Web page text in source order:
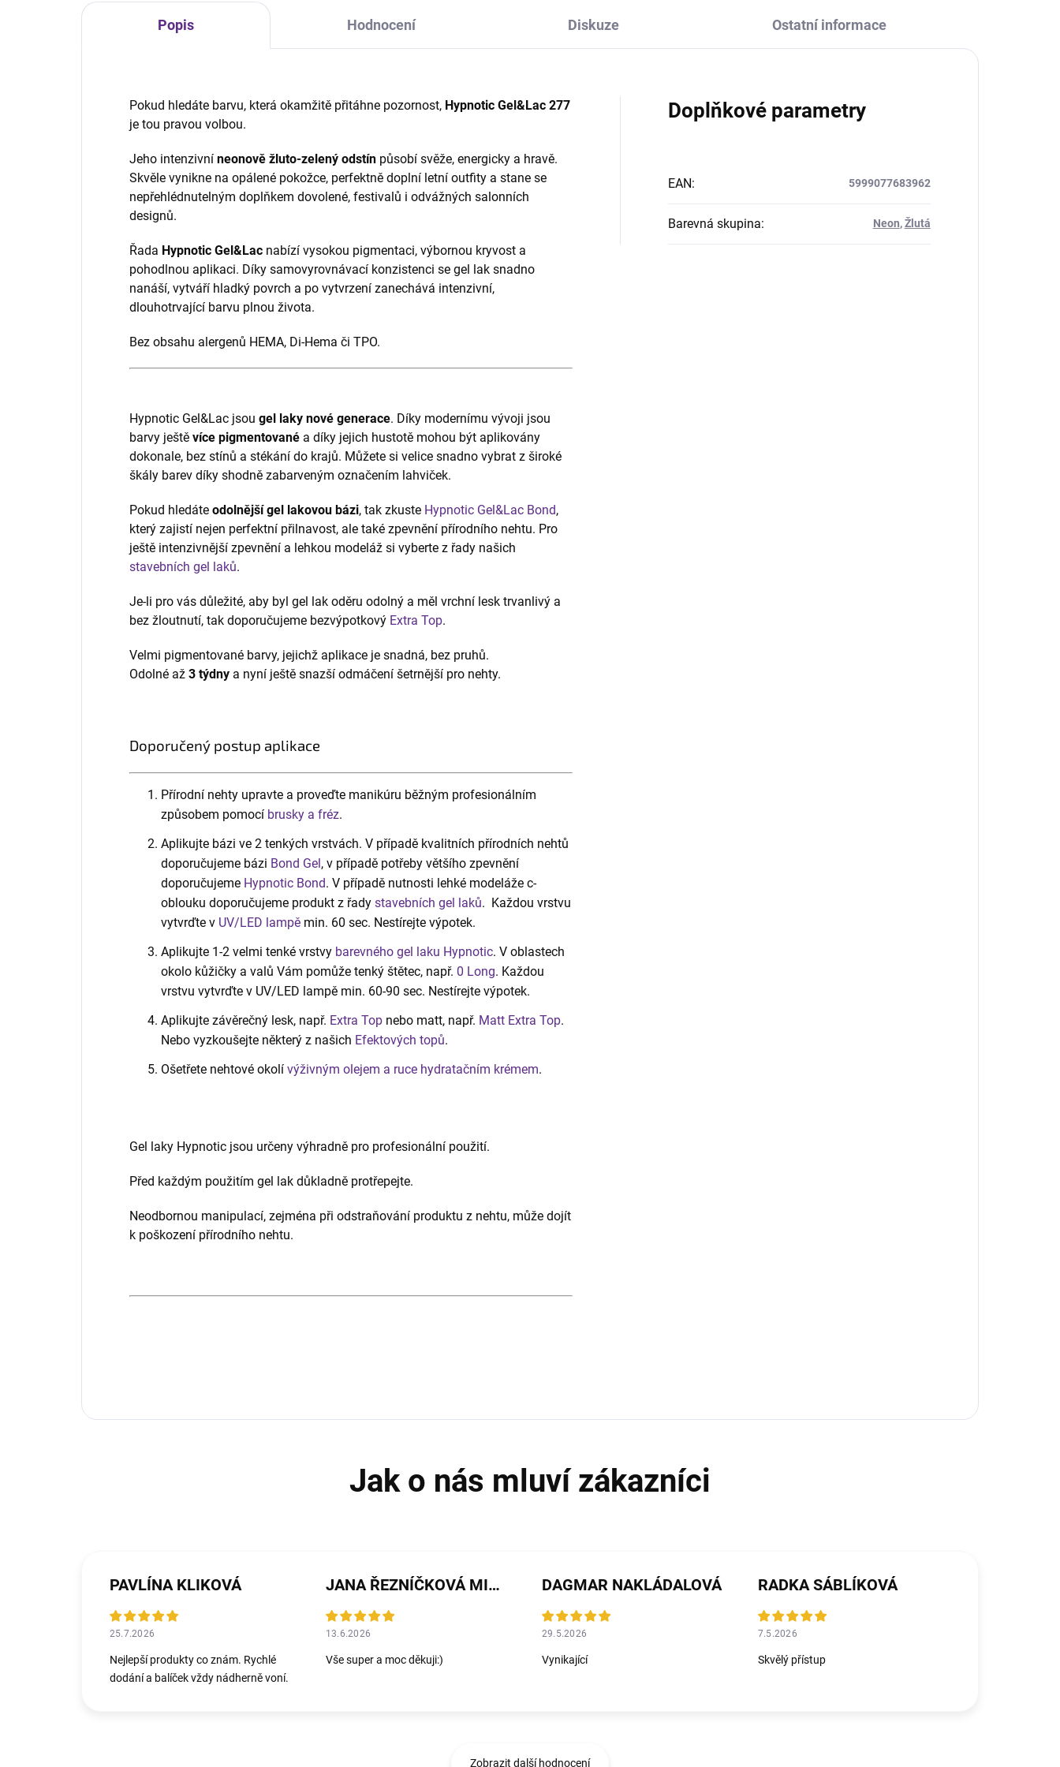
Popis Hodnocení Diskuze Ostatní informace
Pokud hledáte barvu, která okamžitě přitáhne pozornost, Hypnotic Gel&Lac 277
je tou pravou volbou.
Jeho intenzivní neonově žluto-zelený odstín působí svěže, energicky a hravě.
Skvěle vynikne na opálené pokožce, perfektně doplní letní outfity a stane se
nepřehlédnutelným doplňkem dovolené, festivalů i odvážných salonních
designů.
Řada Hypnotic Gel&Lac nabízí vysokou pigmentaci, výbornou kryvost a
pohodlnou aplikaci. Díky samovyrovnávací konzistenci se gel lak snadno
nanáší, vytváří hladký povrch a po vytvrzení zanechává intenzivní,
dlouhotrvající barvu plnou života.
Bez obsahu alergenů HEMA, Di-Hema či TPO.
Hypnotic Gel&Lac jsou gel laky nové generace. Díky modernímu vývoji jsou
barvy ještě více pigmentované a díky jejich hustotě mohou být aplikovány
dokonale, bez stínů a stékání do krajů. Můžete si velice snadno vybrat z široké
škály barev díky shodně zabarveným označením lahviček.
Pokud hledáte odolnější gel lakovou bázi, tak zkuste Hypnotic Gel&Lac Bond,
který zajistí nejen perfektní přilnavost, ale také zpevnění přírodního nehtu. Pro
ještě intenzivnější zpevnění a lehkou modeláž si vyberte z řady našich
stavebních gel laků.
Je-li pro vás důležité, aby byl gel lak oděru odolný a měl vrchní lesk trvanlivý a
bez žloutnutí, tak doporučujeme bezvýpotkový Extra Top.
Velmi pigmentované barvy, jejichž aplikace je snadná, bez pruhů.
Odolné až 3 týdny a nyní ještě snazší odmáčení šetrnější pro nehty.
Doporučený postup aplikace
Přírodní nehty upravte a proveďte manikúru běžným profesionálním
způsobem pomocí brusky a fréz.
Aplikujte bázi ve 2 tenkých vrstvách. V případě kvalitních přírodních nehtů
doporučujeme bázi Bond Gel, v případě potřeby většího zpevnění
doporučujeme Hypnotic Bond. V případě nutnosti lehké modeláže c-
oblouku doporučujeme produkt z řady stavebních gel laků. Každou vrstvu
vytvrďte v UV/LED lampě min. 60 sec. Nestírejte výpotek.
Aplikujte 1-2 velmi tenké vrstvy barevného gel laku Hypnotic. V oblastech
okolo kůžičky a valů Vám pomůže tenký štětec, např. 0 Long. Každou
vrstvu vytvrďte v UV/LED lampě min. 60-90 sec. Nestírejte výpotek.
Aplikujte závěrečný lesk, např. Extra Top nebo matt, např. Matt Extra Top.
Nebo vyzkoušejte některý z našich Efektových topů.
Ošetřete nehtové okolí výživným olejem a ruce hydratačním krémem.
Gel laky Hypnotic jsou určeny výhradně pro profesionální použití.
Před každým použitím gel lak důkladně protřepejte.
Neodbornou manipulací, zejména při odstraňování produktu z nehtu, může dojít
k poškození přírodního nehtu.
Doplňkové parametry
EAN: 5999077683962
Barevná skupina: Neon,Žlutá
PAVLÍNA KLIKOVÁ
25.7.2026
Nejlepší produkty co znám. Rychlé
dodání a balíček vždy nádherně voní.
JANA ŘEZNÍČKOVÁ MICHALIČKOVÁ
13.6.2026
Vše super a moc děkuji:)
DAGMAR NAKLÁDALOVÁ
29.5.2026
Vynikající
RADKA SÁBLÍKOVÁ
7.5.2026
Skvělý přístup
Zobrazit další hodnocení